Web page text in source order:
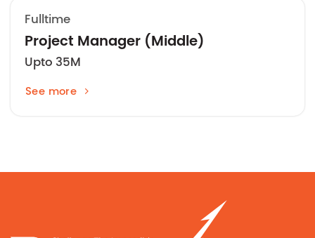
Fulltime
Project Manager (Middle)
Upto 35M
See more